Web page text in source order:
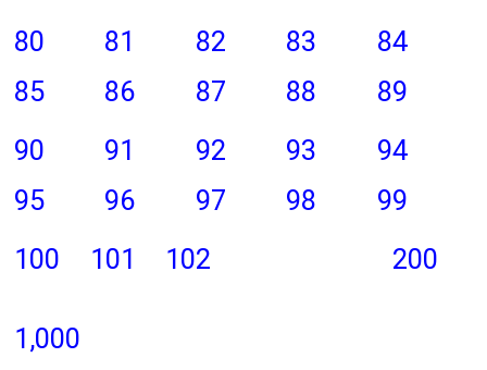
80
81 82 83
84
85
86 87 88
89
90
91 92 93
94
95
96 97 98
99
100
101 102 200
1,000